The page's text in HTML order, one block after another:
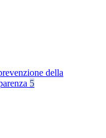
della
5